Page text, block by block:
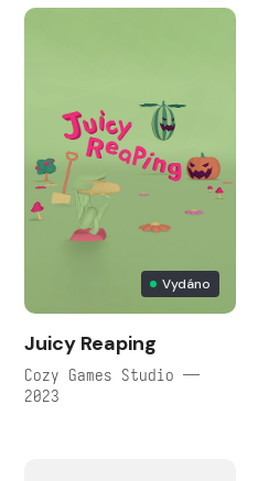
Vydáno
Juicy Reaping
Cozy Games Studio —
2023